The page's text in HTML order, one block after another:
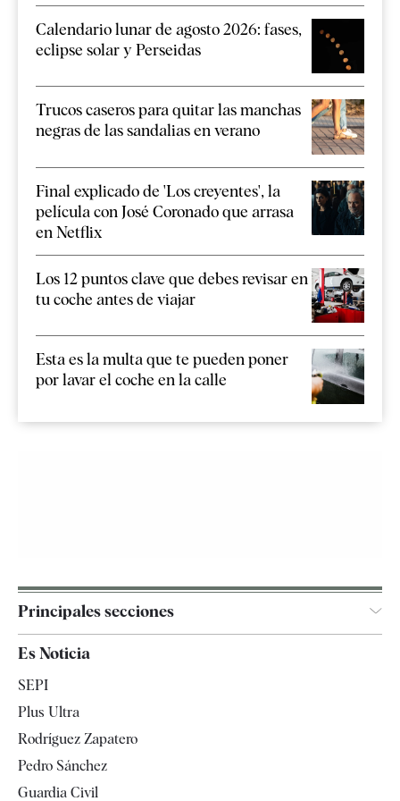
Calendario lunar de agosto 2026: fases,
eclipse solar y Perseidas
Trucos caseros para quitar las manchas
negras de las sandalias en verano
Final explicado de 'Los creyentes', la
película con José Coronado que arrasa
en Netflix
Los 12 puntos clave que debes revisar en
tu coche antes de viajar
Esta es la multa que te pueden poner
por lavar el coche en la calle
Principales secciones
Televisión
Es Noticia
SEPI
Plus Ultra
Rodríguez Zapatero
Pedro Sánchez
Guardia Civil